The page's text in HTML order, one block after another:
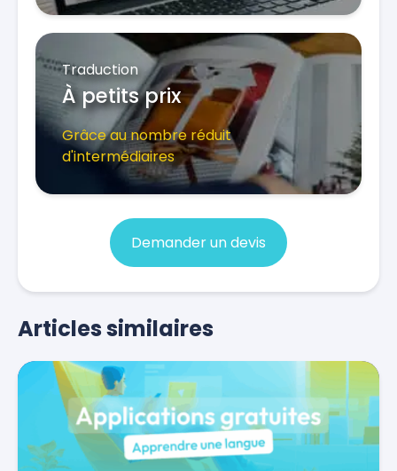
Traduction
À petits prix
Grâce au nombre réduit
d'intermédiaires
Demander un devis
Articles similaires